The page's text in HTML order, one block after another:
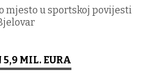
mjesto u sportskoj povijesti
5,9 MIL. EURA